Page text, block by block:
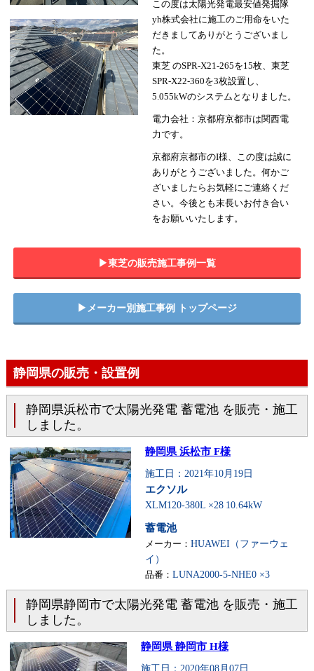
この度は太陽光発電最安値発掘隊
yh株式会社に施工のご用命をいた
だきましてありがとうございまし
た。
東芝 のSPR-X21-265を15枚、東芝
SPR-X22-360を3枚設置し、
5.055kWのシステムとなりました。
電力会社：京都府京都市は関西電
力です。
京都府京都市のI様、この度は誠に
ありがとうございました。何かご
ざいましたらお気軽にご連絡くだ
さい。今後とも末長いお付き合い
をお願いいたします。
▶︎東芝の販売施工事例一覧
▶︎メーカー別施工事例 トップページ
静岡県の販売・設置例
静岡県浜松市で太陽光発電 蓄電池 を販売・施工
しました。
静岡県 浜松市 F様
施工日：2021年10月19日
エクソル
XLM120-380L ×28 10.64kW
蓄電池
メーカー： HUAWEI（ファーウェ
イ）
品番： LUNA2000-5-NHE0 ×3
静岡県静岡市で太陽光発電 蓄電池 を販売・施工
しました。
静岡県 静岡市 H様
施工日：2020年08月07日